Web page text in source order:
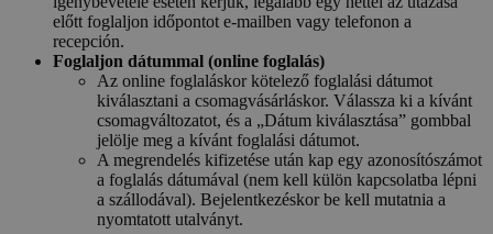
előtt foglaljon időpontot e-mailben vagy telefonon a
recepción.
Foglaljon dátummal (online foglalás)
Az online foglaláskor kötelező foglalási dátumot
kiválasztani a csomagvásárláskor. Válassza ki a kívánt
csomagváltozatot, és a „Dátum kiválasztása” gombbal
jelölje meg a kívánt foglalási dátumot.
A megrendelés kifizetése után kap egy azonosítószámot
a foglalás dátumával (nem kell külön kapcsolatba lépni
a szállodával). Bejelentkezéskor be kell mutatnia a
nyomtatott utalványt.